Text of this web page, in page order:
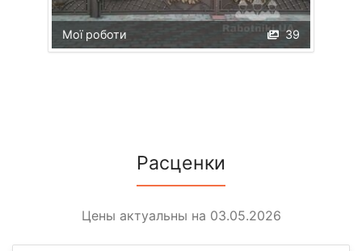
39
Мої роботи
Расценки
Цены актуальны на 03.05.2026